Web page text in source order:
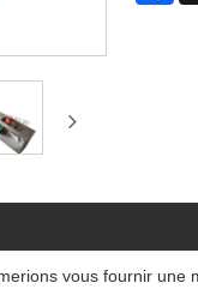
vous fournir